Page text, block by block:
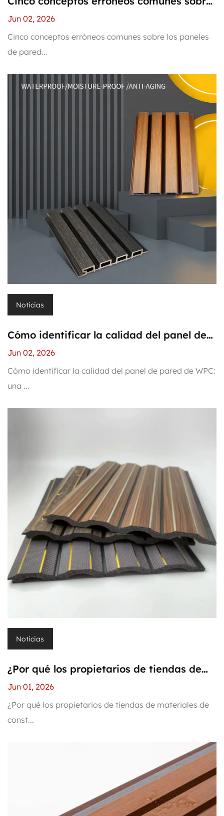
los paneles de pared de WPC: ¿cuántos lo
han engañado?
Jun 02, 2026
Cinco conceptos erróneos comunes sobre los paneles
de pared...
Noticias
Cómo identificar la calidad del panel de
pared de WPC: una guía rápida desde
principiante hasta experto
Jun 02, 2026
Cómo identificar la calidad del panel de pared de WPC:
una ...
Noticias
¿Por qué los propietarios de tiendas de
materiales de construcción no
recomiendan los paneles de pared PS? Le
pregunté a tres propietarios
Jun 01, 2026
¿Por qué los propietarios de tiendas de materiales de
const...